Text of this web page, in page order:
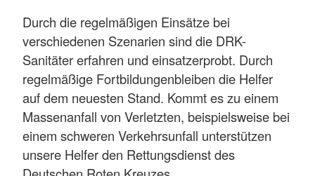
Durch die regelmäßigen Einsätze bei
verschiedenen Szenarien sind die DRK-
Sanitäter erfahren und einsatzerprobt. Durch
regelmäßige Fortbildungenbleiben die Helfer
auf dem neuesten Stand. Kommt es zu einem
Massenanfall von Verletzten, beispielsweise bei
einem schweren Verkehrsunfall unterstützen
unsere Helfer den Rettungsdienst des